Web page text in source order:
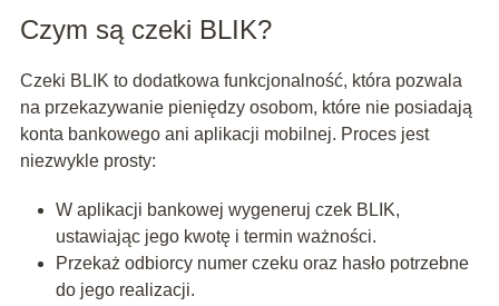
Czym są czeki BLIK?
Czeki BLIK to dodatkowa funkcjonalność, która pozwala
na przekazywanie pieniędzy osobom, które nie posiadają
konta bankowego ani aplikacji mobilnej. Proces jest
niezwykle prosty:
W aplikacji bankowej wygeneruj czek BLIK,
ustawiając jego kwotę i termin ważności.
Przekaż odbiorcy numer czeku oraz hasło potrzebne
do jego realizacji.